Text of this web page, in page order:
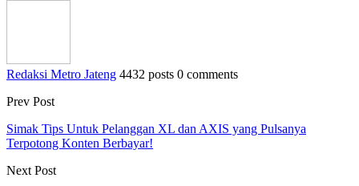
Redaksi Metro Jateng 4432 posts 0 comments
Prev Post
Simak Tips Untuk Pelanggan XL dan AXIS yang Pulsanya
Terpotong Konten Berbayar!
Next Post